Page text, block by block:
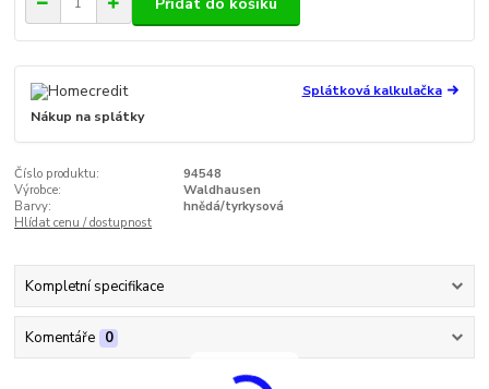
Splátková kalkulačka
Nákup na splátky
Číslo produktu:
94548
Výrobce:
Waldhausen
Barvy:
hnědá/tyrkysová
Hlídat cenu / dostupnost
Kompletní specifikace
Komentáře 0